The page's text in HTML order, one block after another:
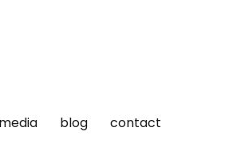
media blog contact